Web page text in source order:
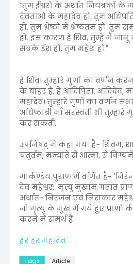
"तुम ईश्वरों के अर्थात नियंत्रकों के
देवताओं के महादेव हो. तुम
हो. तुम श्रेष्ठों में श्रेष्ठतम हो. तुम
हो. इस कारण हे शिव, तुम्हें मैं जानूं
सबके ईश हो, तुम महेश हो."
हे शिव! तुम्हारे गुणों का वर्णन
के बाहर है. हे आदिपिता, आदिदेव,
महादेव! तुम्हारे गुणों का वर्णन संभव
अधिष्ठात्री माँ सरस्वती भी
कर सकतीं.
उपनिषद् में कहा गया है- शिवम,
चतुर्तम, मन्यांते से आत्मा, से
मार्कण्डेय पुराण में वर्णित है-
देव महेश्वर:. मृत्यु मुखाम गतात
अर्थात- निरंजन एवं निराकार
जो मृत्यु के मुख में गये हुए प्राणों
करने में समर्थ हैं.
हर हर महादेव
Tags Article